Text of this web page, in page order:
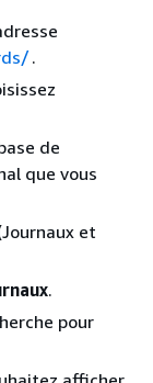
.
de
que vous
et
.
pour